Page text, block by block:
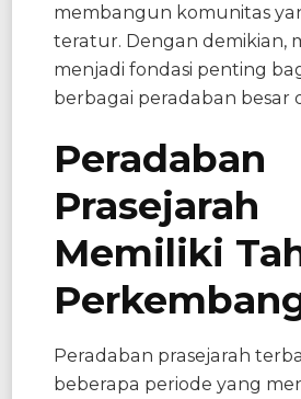
membangun komunitas
teratur. Dengan demikian,
menjadi fondasi penting
berbagai peradaban besar
Peradaban
Prasejarah
Memiliki
Peradaban prasejarah
beberapa periode yang